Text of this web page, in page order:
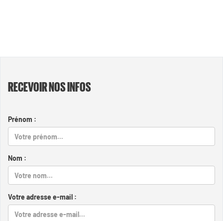
RECEVOIR NOS INFOS
Prénom :
Nom :
Votre adresse e-mail :